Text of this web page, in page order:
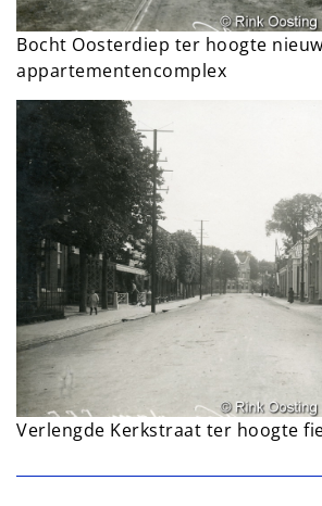
Bocht Oosterdiep ter hoogte nieuw
appartementencomplex
Verlengde Kerkstraat ter hoogte